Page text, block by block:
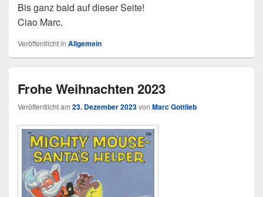
Bis ganz bald auf dieser Seite!
Ciao Marc.
Veröffentlicht in Allgemein
Frohe Weihnachten 2023
Veröffentlicht am 23. Dezember 2023von Marc Gottlieb